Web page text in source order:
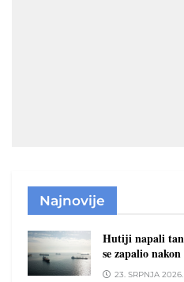
Najnovije
Hutiji napali
se zapalio
23. SRPNJA 2026.